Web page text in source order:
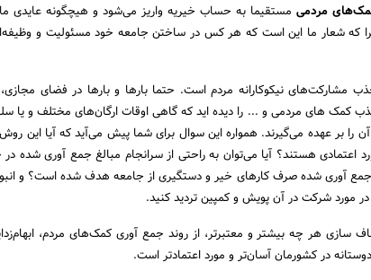
مردمی مستقیما به حساب خیریه واریز می‌شود و هیچگونه عایدی
چرا که شعار ما این است که هر کس در ساختن جامعه خود مسئولیت و
مشارکت‌های نیکوکارانه مردم است. حتما بارها و بارها در فضای
کمک های مردمی و ... را دیده اید که گاهی اوقات ارگان‌های مختلف و یا
آن را بر عهده می‌گیرند. همواره این سوال برای شما پیش می‌آید که آیا این
هستند؟ آیا می‌توان به راحتی از سرانجام مبالغ جمع آوری شده در
جمع آوری شده صرف کارهای خیر و دستگیری از جامعه هدف شده است؟ و
مورد شرکت در آن پویش و کمپین تردید کنید.
سازی هر چه بیشتر و معتبرتر، از روند جمع آوری کمک‌های مردم،
در کشورمان آسان‌تر و مورد اعتمادتر است.